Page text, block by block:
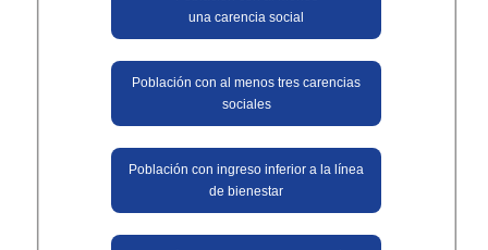
una carencia social​
Población con al menos tres carencias
sociales
Población con ingreso inferior a la línea
de bienestar